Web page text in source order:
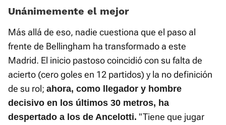
Unánimemente el mejor
Más allá de eso, nadie cuestiona que el paso al
frente de Bellingham ha transformado a este
Madrid. El inicio pastoso coincidió con su falta de
acierto (cero goles en 12 partidos) y la no definición
de su rol; ahora, como llegador y hombre
decisivo en los últimos 30 metros, ha
despertado a los de Ancelotti. "Tiene que jugar